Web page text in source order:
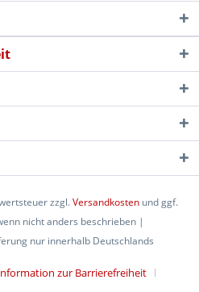
zzgl.Versandkosten und ggf.
nicht anders beschrieben |
nur innerhalb Deutschlands
zur Barrierefreiheit